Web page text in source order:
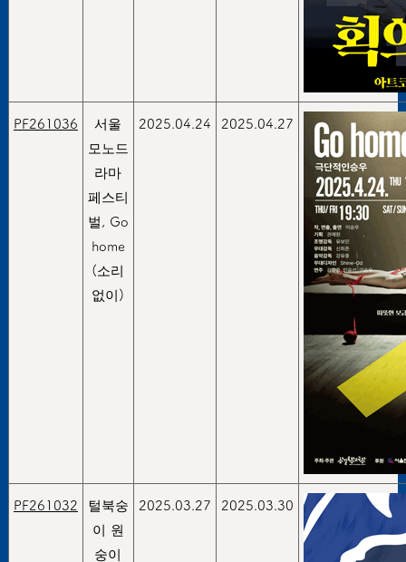
PF261036
서울
모노드
라마
페스티
벌, Go
home
(소리
없이)
2025.04.24 2025.04.27
PF261032
털북숭
이 원
숭이
2025.03.27 2025.03.30